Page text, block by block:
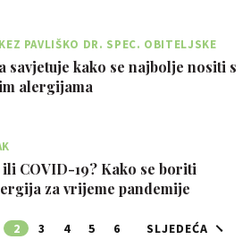
PAVLIŠKO DR. SPEC. OBITELJSKE
savjetuje kako se najbolje nositi s
alergijama
COVID-19? Kako se boriti
za vrijeme pandemije
2 3 4 5 6 SLJEDEĆA